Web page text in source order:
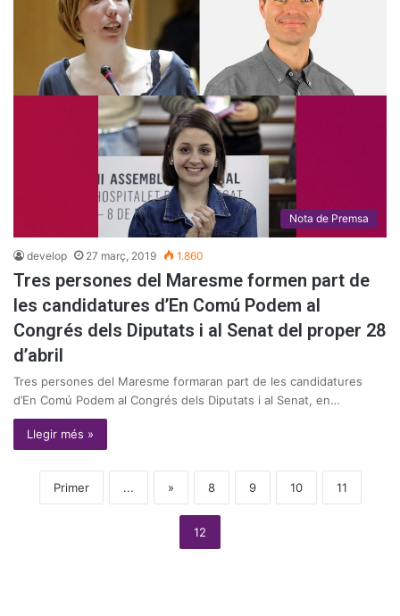
Nota de Premsa
develop 27 març, 2019 1.860
Tres persones del Maresme formen part de
les candidatures d’En Comú Podem al
Congrés dels Diputats i al Senat del proper 28
d’abril
Tres persones del Maresme formaran part de les candidatures
d’En Comú Podem al Congrés dels Diputats i al Senat, en…
Llegir més »
Primer ... » 8 9 10 11
12